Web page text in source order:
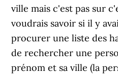
ville mais c'est pas sur
voudrais savoir si il y
procurer une liste des
de rechercher une
prénom et sa ville (la